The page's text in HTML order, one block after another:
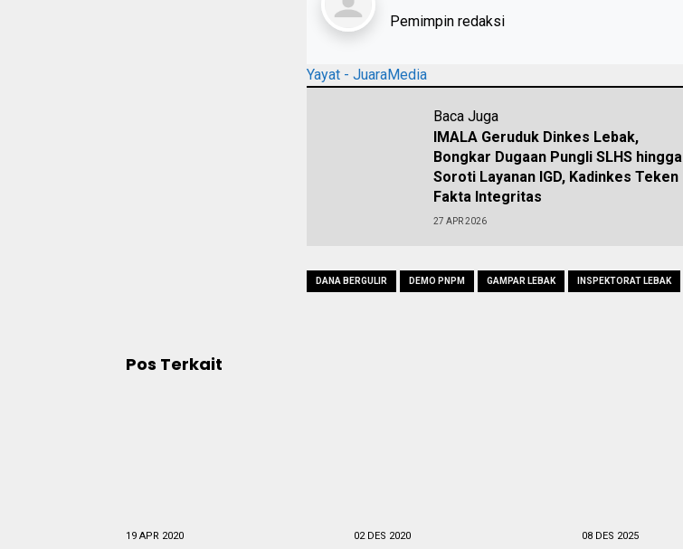
Pemimpin redaksi
Yayat - JuaraMedia
Baca Juga
IMALA Geruduk Dinkes Lebak,
Bongkar Dugaan Pungli SLHS hingga
Soroti Layanan IGD, Kadinkes Teken
Fakta Integritas
27 APR 2026
DANA BERGULIR DEMO PNPM GAMPAR LEBAK INSPEKTORAT LEBAK
Pos Terkait
19 APR 2020 02 DES 2020 08 DES 2025